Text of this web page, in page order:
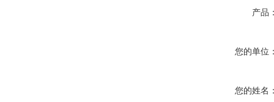
产品
您的单位
您的姓名